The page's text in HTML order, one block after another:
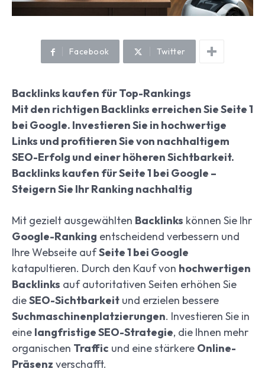
Facebook Twitter
Backlinks kaufen für Top-Rankings
Mit den richtigen Backlinks erreichen Sie Seite 1
bei Google. Investieren Sie in hochwertige
Links und profitieren Sie von nachhaltigem
SEO-Erfolg und einer höheren Sichtbarkeit.
Backlinks kaufen für Seite 1 bei Google –
Steigern Sie Ihr Ranking nachhaltig
Mit gezielt ausgewählten Backlinks können Sie Ihr
Google-Ranking entscheidend verbessern und
Ihre Webseite aufSeite 1 bei Google
katapultieren. Durch den Kauf von hochwertigen
Backlinks auf autoritativen Seiten erhöhen Sie
dieSEO-Sichtbarkeit und erzielen bessere
Suchmaschinenplatzierungen. Investieren Sie in
eine langfristige SEO-Strategie, die Ihnen mehr
organischen Traffic und eine stärkere Online-
Präsenz verschafft.